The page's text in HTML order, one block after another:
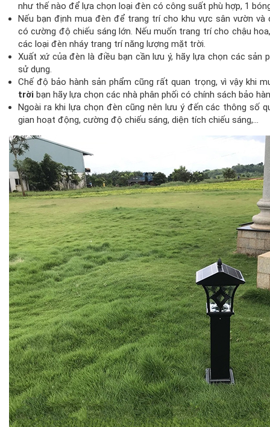
như thế nào để lựa chọn loại đèn có công suất phù hợp, 1
Nếu bạn định mua đèn để trang trí cho khu vực sân vườn và
có cường độ chiếu sáng lớn. Nếu muốn trang trí cho chậu
các loại đèn nháy trang trí năng lượng mặt trời.
Xuất xứ của đèn là điều bạn cần lưu ý, hãy lựa chọn các sản
sử dụng.
Chế độ bảo hành sản phẩm cũng rất quan trọng, vì vậy khi
trời bạn hãy lựa chọn các nhà phân phối có chính sách bảo
Ngoài ra khi lựa chọn đèn cũng nên lưu ý đến các thông số
gian hoạt động, cường độ chiếu sáng, diện tích chiếu sáng,…